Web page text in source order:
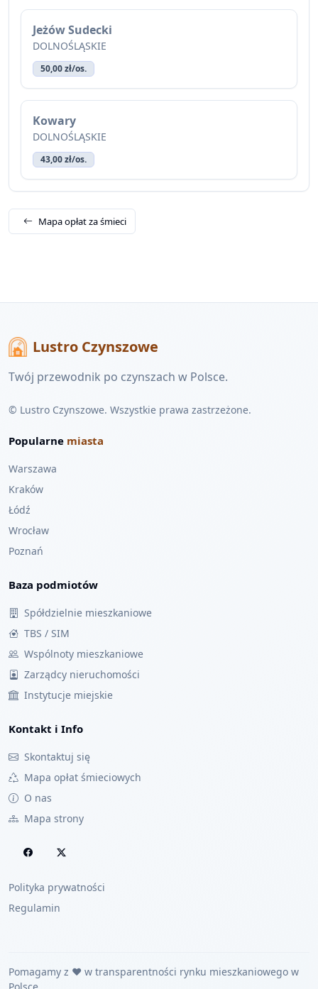
Jeżów Sudecki
DOLNOŚLĄSKIE
50,00 zł/os.
Kowary
DOLNOŚLĄSKIE
43,00 zł/os.
Mapa opłat za śmieci
Lustro Czynszowe
Twój przewodnik po czynszach w Polsce.
© Lustro Czynszowe. Wszystkie prawa zastrzeżone.
Popularne miasta
Warszawa
Kraków
Łódź
Wrocław
Poznań
Baza podmiotów
Spółdzielnie mieszkaniowe
TBS / SIM
Wspólnoty mieszkaniowe
Zarządcy nieruchomości
Instytucje miejskie
Kontakt i Info
Skontaktuj się
Mapa opłat śmieciowych
O nas
Mapa strony
Polityka prywatności
Regulamin
Pomagamy z ❤️ w transparentności rynku mieszkaniowego w